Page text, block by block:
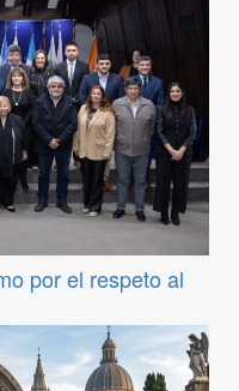
por el respeto al